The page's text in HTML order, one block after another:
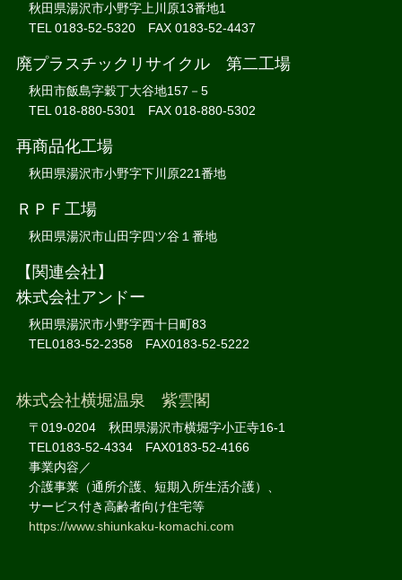
秋田県湯沢市小野字上川原13番地1
TEL 0183-52-5320 FAX 0183-52-4437
廃プラスチックリサイクル 第二工場
秋田市飯島字穀丁大谷地157－5
TEL 018-880-5301 FAX 018-880-5302
再商品化工場
秋田県湯沢市小野字下川原221番地
ＲＰＦ工場
秋田県湯沢市山田字四ツ谷１番地
【関連会社】
株式会社アンドー
秋田県湯沢市小野字西十日町83
TEL0183-52-2358 FAX0183-52-5222
株式会社横堀温泉 紫雲閣
〒019-0204 秋田県湯沢市横堀字小正寺16-1
TEL0183-52-4334 FAX0183-52-4166
事業内容／
介護事業（通所介護、短期入所生活介護）、
サービス付き高齢者向け住宅等
https://www.shiunkaku-komachi.com